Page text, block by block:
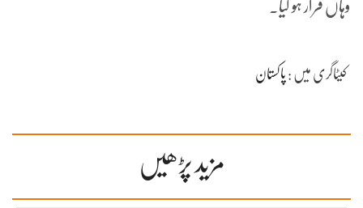
وہاں فرار ہو گیا۔
کیٹاگری میں : پاکستان
مزید پڑھیں